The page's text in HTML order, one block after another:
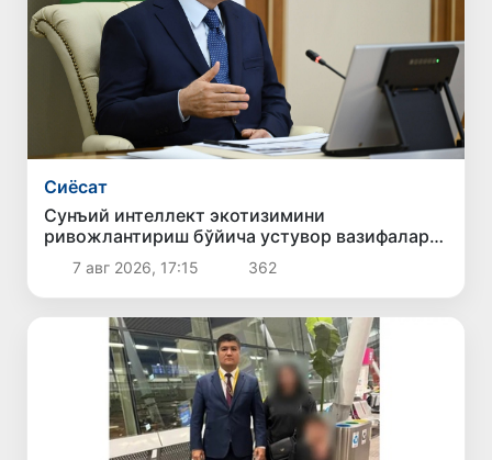
Сиёсат
Сунъий интеллект экотизимини
ривожлантириш бўйича устувор вазифалар
белгиланди
7 авг 2026, 17:15 362